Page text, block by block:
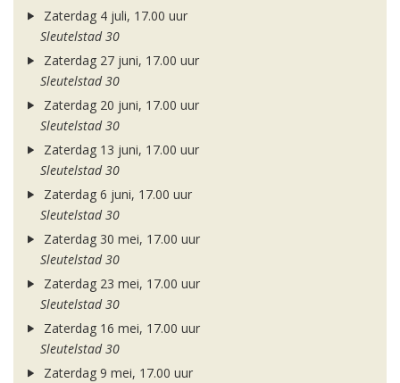
Zaterdag 4 juli, 17.00 uur
Sleutelstad 30
Zaterdag 27 juni, 17.00 uur
Sleutelstad 30
Zaterdag 20 juni, 17.00 uur
Sleutelstad 30
Zaterdag 13 juni, 17.00 uur
Sleutelstad 30
Zaterdag 6 juni, 17.00 uur
Sleutelstad 30
Zaterdag 30 mei, 17.00 uur
Sleutelstad 30
Zaterdag 23 mei, 17.00 uur
Sleutelstad 30
Zaterdag 16 mei, 17.00 uur
Sleutelstad 30
Zaterdag 9 mei, 17.00 uur